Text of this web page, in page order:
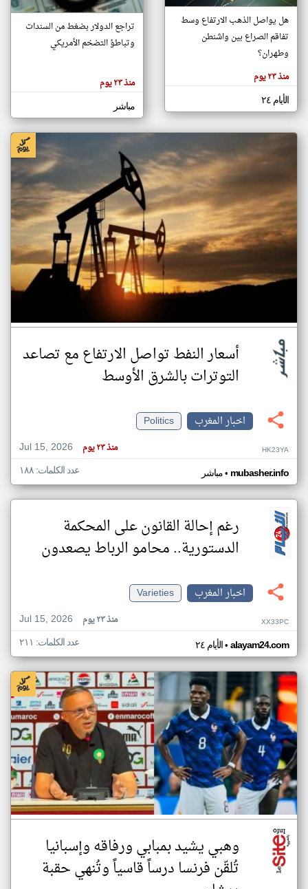
تغيير الدولة
اخبار المغرب على مدار الساعة
أهم اخبار المغرب العاجلة والمباشرة
المقالات
الموجوده
هنا عن
وجهة
كاتبيها.
هل يواصل الذهب الارتفاع وسط
تفاقم الصراع بين واشنطن
وطهران؟
منذ ٢٣ يوم
الأيام ٢٤
تراجع الدولار بضغط من السندات
وتباطؤ التضخم الأمريكي
منذ ٢٣ يوم
مباشر
أسعار النفط تواصل الارتفاع مع تصاعد
التوترات بالشرق الأوسط
اخبار المغرب
Politics
Jul 15, 2026
منذ ٢٣ يوم HK23YA
مباشر• mubasher.info عدد الكلمات: ١٨٨
رغم إحالة القانون على المحكمة
الدستورية.. محامو الرباط يصعدون
اخبار المغرب
Varieties
Jul 15, 2026
منذ ٢٣ يوم XX33PC
الأيام ٢٤• alayam24.com عدد الكلمات: ٢١١
وهبي يشيد بمبابي ورفاقه وإسبانيا
تُلقّن فرنسا درساً قاسياً وتُنهي حقبة
klyoum.com